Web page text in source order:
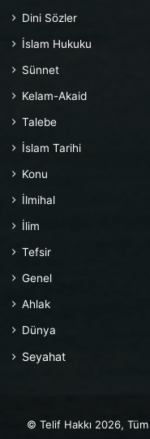
Dini Sözler
İslam Hukuku
Sünnet
Kelam-Akaid
Talebe
İslam Tarihi
Konu
İlmihal
İlim
Tefsir
Genel
Ahlak
Dünya
Seyahat
© Telif Hakkı 2026, Tüm